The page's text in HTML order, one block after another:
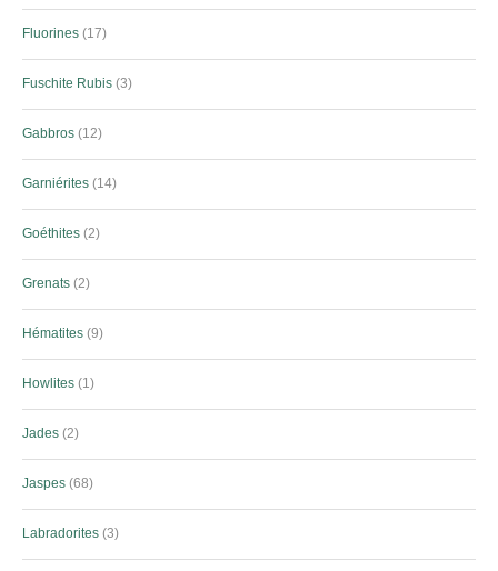
Fluorines 17
Fuschite Rubis 3
Gabbros 12
Garniérites 14
Goéthites 2
Grenats 2
Hématites 9
Howlites 1
Jades 2
Jaspes 68
Labradorites 3